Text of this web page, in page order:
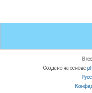
Создано на основе